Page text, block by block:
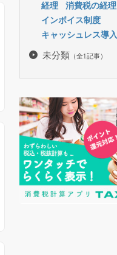
経理
消費税の経理
インボイス制度
キャッシュレス導入
未分類 （全1記事）